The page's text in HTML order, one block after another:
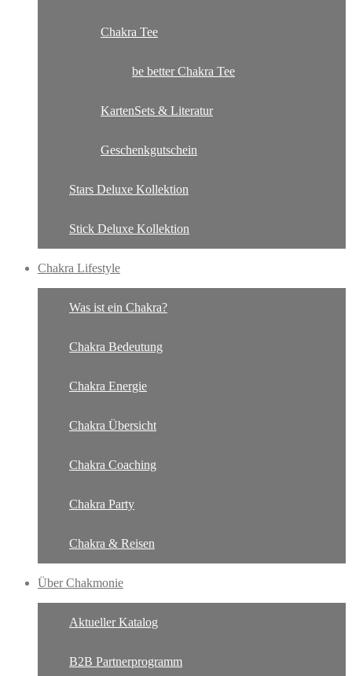
Chakra Tee
be better Chakra Tee
KartenSets & Literatur
Geschenkgutschein
Stars Deluxe Kollektion
Stick Deluxe Kollektion
Chakra Lifestyle
Was ist ein Chakra?
Chakra Bedeutung
Chakra Energie
Chakra Übersicht
Chakra Coaching
Chakra Party
Chakra & Reisen
Über Chakmonie
Aktueller Katalog
B2B Partnerprogramm